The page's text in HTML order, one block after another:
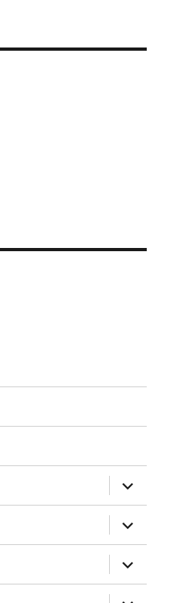
anzeigen
anzeigen
anzeigen